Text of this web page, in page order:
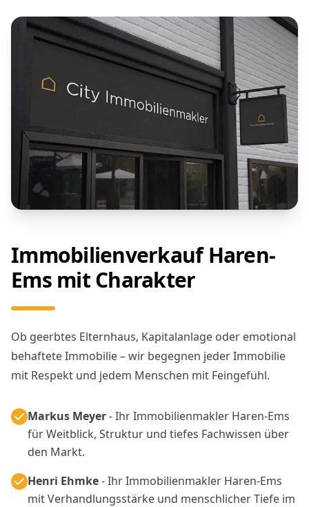
Immobilienverkauf Haren-
Ems mit Charakter
Ob geerbtes Elternhaus, Kapitalanlage oder emotional
behaftete Immobilie – wir begegnen jeder Immobilie
mit Respekt und jedem Menschen mit Feingefühl.
Markus Meyer- Ihr Immobilienmakler Haren-Ems
für Weitblick, Struktur und tiefes Fachwissen über
den Markt.
Henri Ehmke- Ihr Immobilienmakler Haren-Ems
mit Verhandlungsstärke und menschlicher Tiefe im